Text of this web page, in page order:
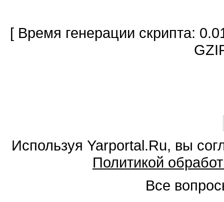
[ Время генерации скрипта:
Используя Yarportal.Ru, вы
Политикой
Все